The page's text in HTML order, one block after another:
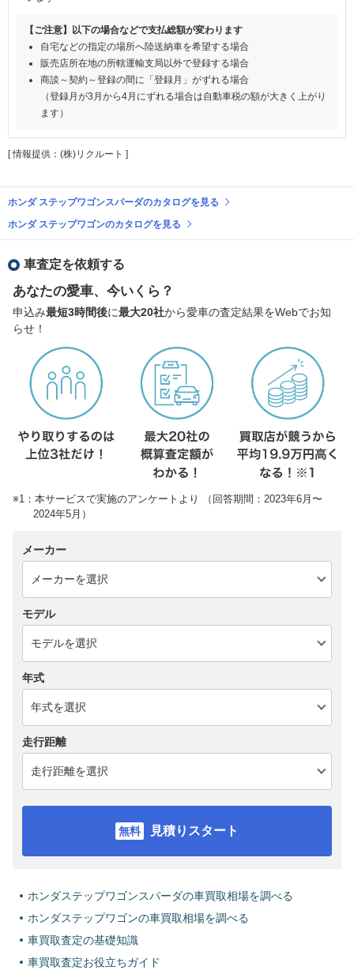
【ご注意】以下の場合などで支払総額が変わります
自宅などの指定の場所へ陸送納車を希望する場合
販売店所在地の所轄運輸支局以外で登録する場合
商談～契約～登録の間に「登録月」がずれる場合
（登録月が3月から4月にずれる場合は自動車税の額が大きく上がり
ます）
[ 情報提供：(株)リクルート ]
ホンダ ステップワゴンスパーダのカタログを見る
ホンダ ステップワゴンのカタログを見る
車査定を依頼する
あなたの愛車、今いくら？
申込み最短3時間後に最大20社から愛車の査定結果をWebでお知
らせ！
※1：本サービスで実施のアンケートより （回答期間：2023年6月〜
2024年5月）
メーカー
モデル
年式
走行距離
見積りスタート
ホンダステップワゴンスパーダの車買取相場を調べる
ホンダステップワゴンの車買取相場を調べる
車買取査定の基礎知識
車買取査定お役立ちガイド